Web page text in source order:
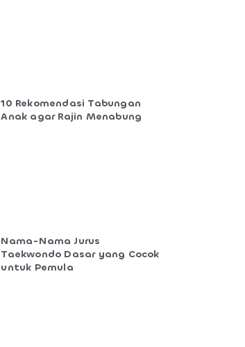
10 Rekomendasi Tabungan
Anak agar Rajin Menabung
Nama-Nama Jurus
Taekwondo Dasar yang Cocok
untuk Pemula